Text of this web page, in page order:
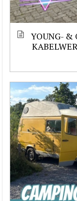
YOUNG- &